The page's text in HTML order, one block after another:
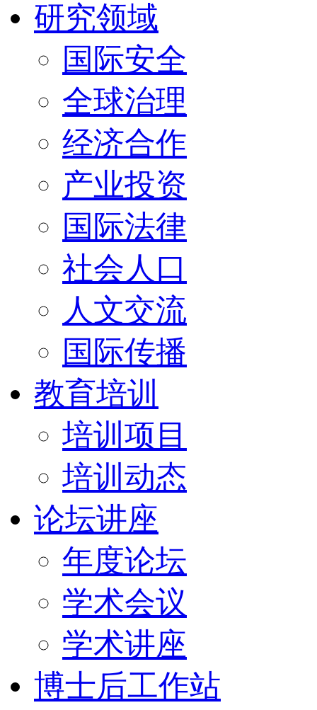
研究领域
国际安全
全球治理
经济合作
产业投资
国际法律
社会人口
人文交流
国际传播
教育培训
培训项目
培训动态
论坛讲座
年度论坛
学术会议
学术讲座
博士后工作站